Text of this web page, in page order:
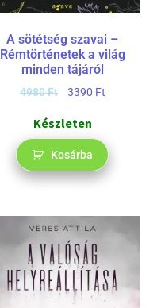
A sötétség szavai –
Rémtörténetek a világ
minden tájáról
4980Ft 3390 Ft
Készleten
Kosárba